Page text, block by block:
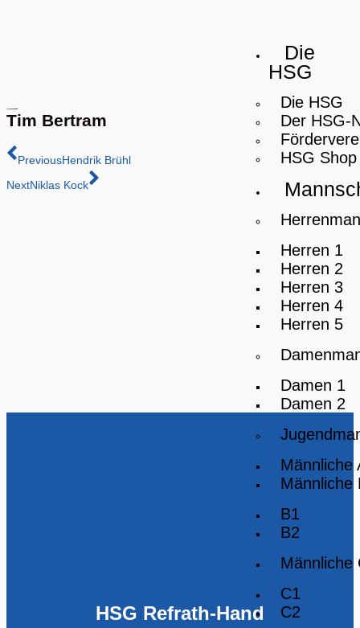
Die
HSG
Die HSG
Der HSG-
HSG Shop
Herren 1
Herren 2
Herren 3
Herren 4
Herren 5
Damen 1
Damen 2
Männliche
Männliche
B1
B2
Männliche
C1
C2
Tim Bertram
PreviousHendrik Brühl
NextNiklas Kock
HSG Refrath-Hand